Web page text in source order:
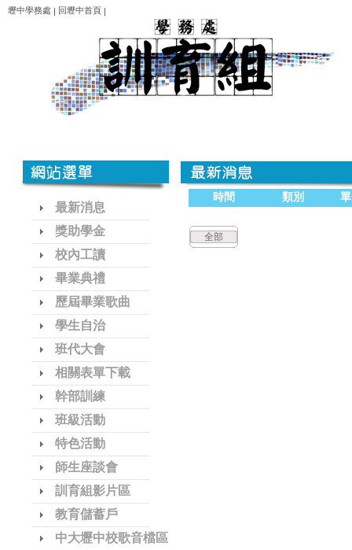
壢中學務處 | 回壢中首頁 |
最新消息
獎助學金
校內工讀
畢業典禮
歷屆畢業歌曲
學生自治
班代大會
相關表單下載
幹部訓練
班級活動
特色活動
師生座談會
訓育組影片區
教育儲蓄戶
中大壢中校歌音檔區
時間 類別
全部